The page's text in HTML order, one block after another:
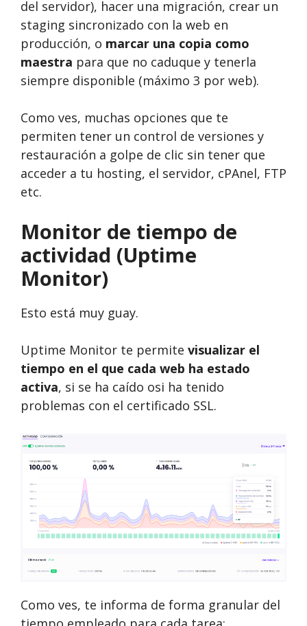
del servidor), hacer una migración, crear un
staging sincronizado con la web en
producción, o marcar una copia como
maestra para que no caduque y tenerla
siempre disponible (máximo 3 por web).
Como ves, muchas opciones que te
permiten tener un control de versiones y
restauración a golpe de clic sin tener que
acceder a tu hosting, el servidor, cPAnel, FTP
etc.
Monitor de tiempo de
actividad (Uptime
Monitor)
Esto está muy guay.
Uptime Monitor te permite visualizar el
tiempo en el que cada web ha estado
activa, si se ha caído osi ha tenido
problemas con el certificado SSL.
Como ves, te informa de forma granular del